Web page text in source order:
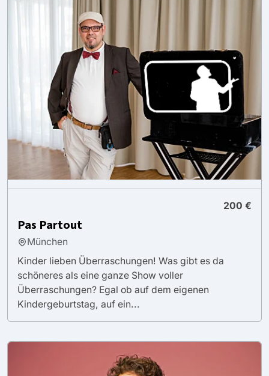
200 €
Pas Partout
München
Kinder lieben Überraschungen! Was gibt es da
schöneres als eine ganze Show voller
Überraschungen? Egal ob auf dem eigenen
Kindergeburtstag, auf ein...